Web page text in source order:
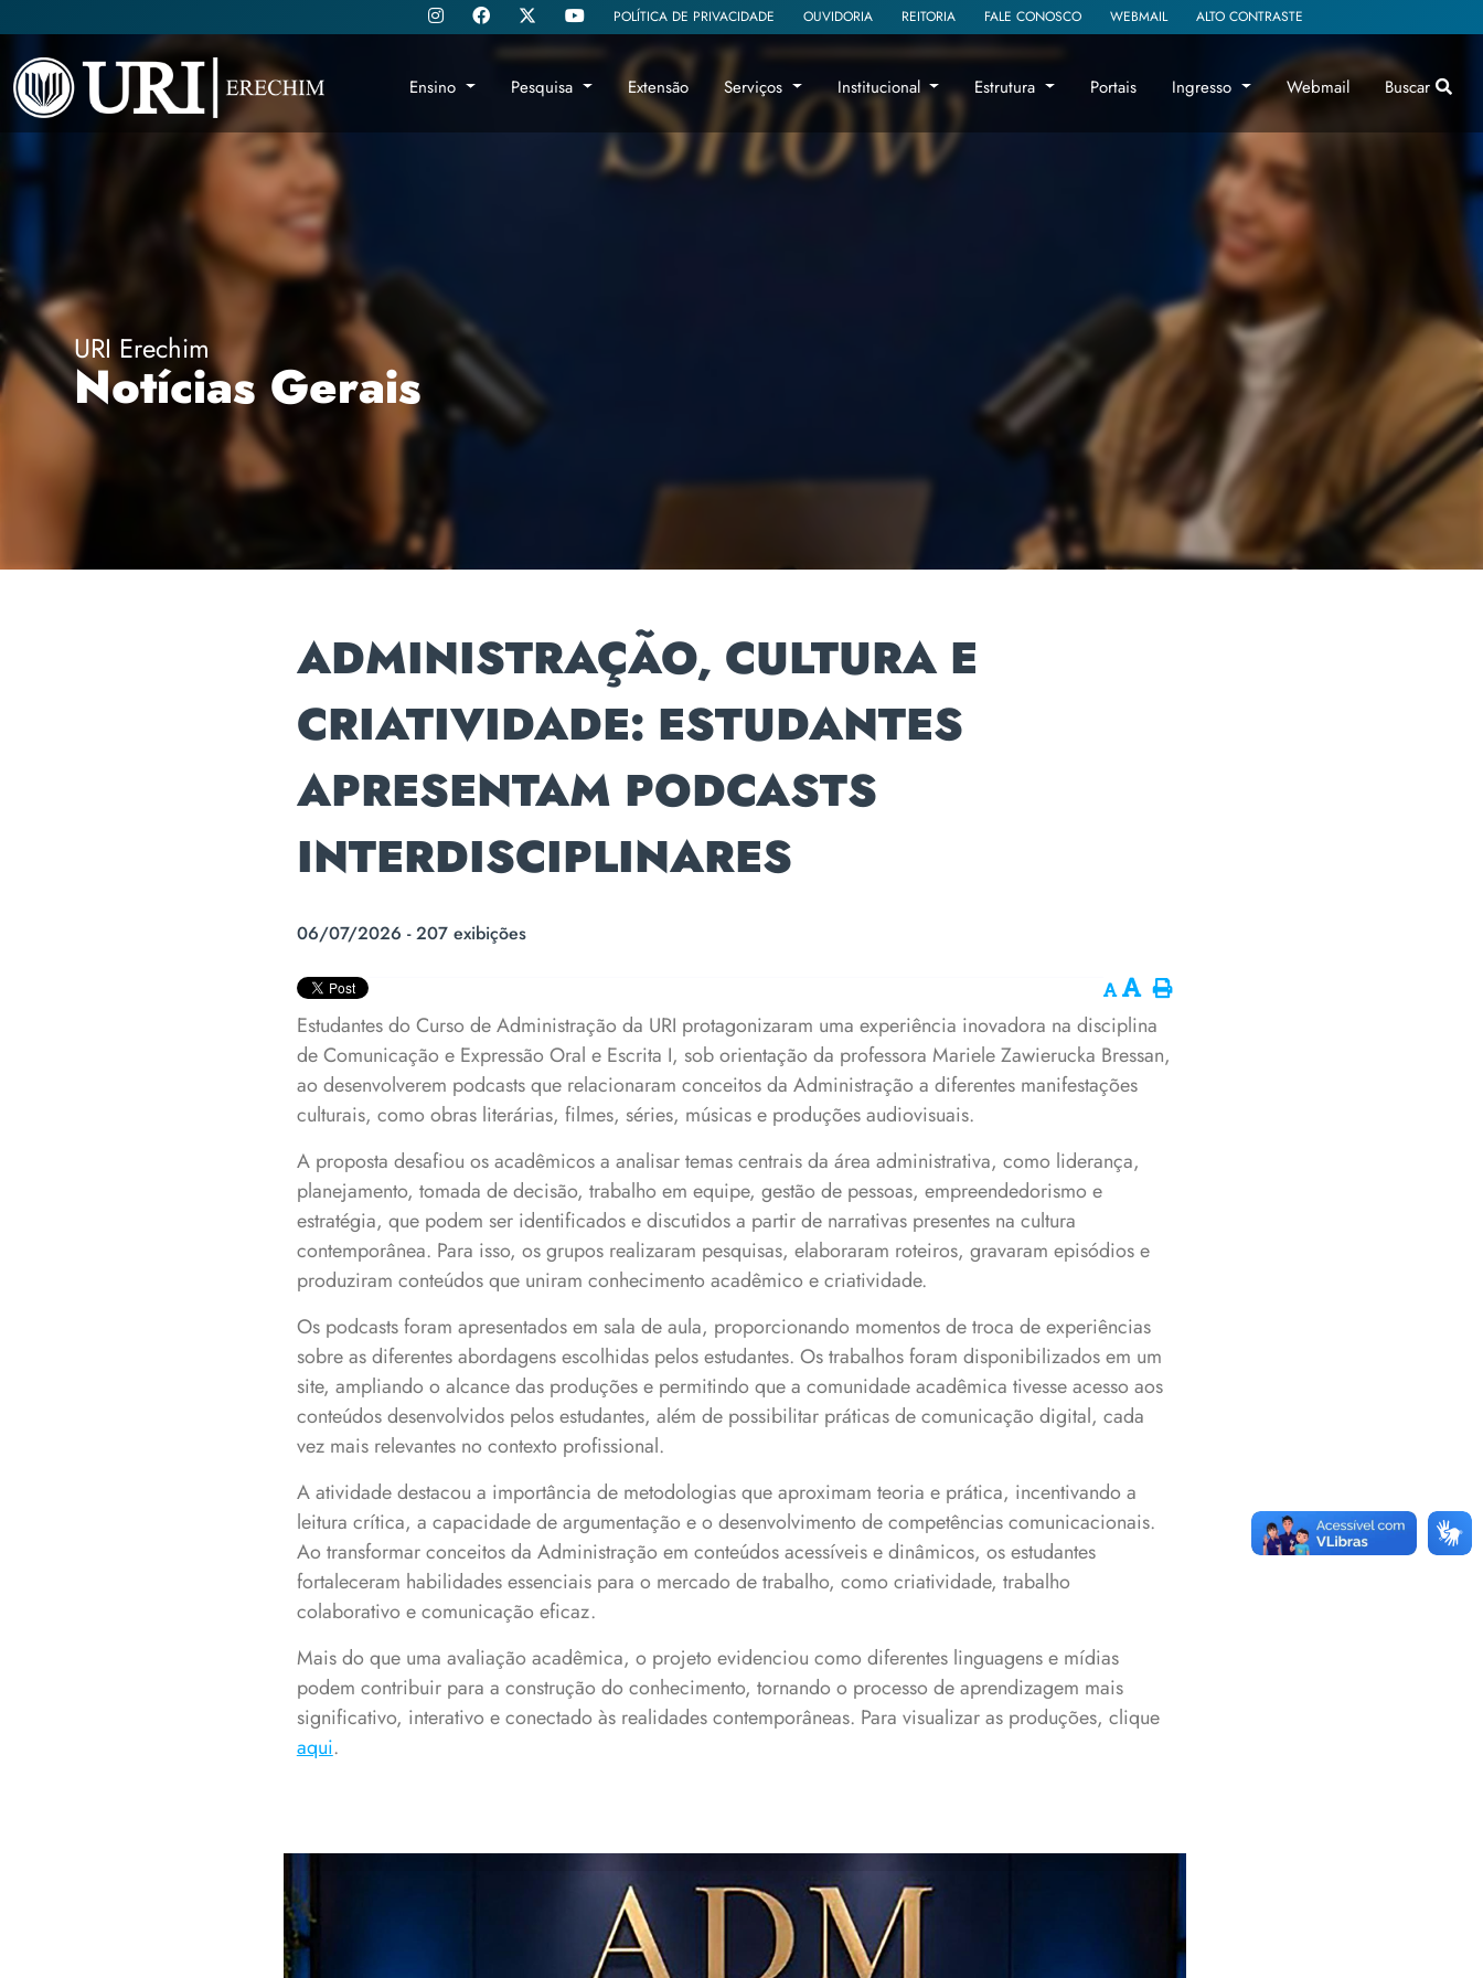
Ensino Pesquisa Extensão Serviços Institucional Estrutura Portais Ingresso Webmail Buscar
POLÍTICA DE PRIVACIDADE OUVIDORIA REITORIA FALE CONOSCO WEBMAIL ALTO CONTRASTE
URI Erechim
Notícias Gerais
ADMINISTRAÇÃO, CULTURA E
CRIATIVIDADE: ESTUDANTES
APRESENTAM PODCASTS
INTERDISCIPLINARES
06/07/2026 - 207 exibições
Estudantes do Curso de Administração da URI protagonizaram uma experiência inovadora na disciplina
de Comunicação e Expressão Oral e Escrita I, sob orientação da professora Mariele Zawierucka Bressan,
ao desenvolverem podcasts que relacionaram conceitos da Administração a diferentes manifestações
culturais, como obras literárias, filmes, séries, músicas e produções audiovisuais.
A proposta desafiou os acadêmicos a analisar temas centrais da área administrativa, como liderança,
planejamento, tomada de decisão, trabalho em equipe, gestão de pessoas, empreendedorismo e
estratégia, que podem ser identificados e discutidos a partir de narrativas presentes na cultura
contemporânea. Para isso, os grupos realizaram pesquisas, elaboraram roteiros, gravaram episódios e
produziram conteúdos que uniram conhecimento acadêmico e criatividade.
Os podcasts foram apresentados em sala de aula, proporcionando momentos de troca de experiências
sobre as diferentes abordagens escolhidas pelos estudantes. Os trabalhos foram disponibilizados em um
site, ampliando o alcance das produções e permitindo que a comunidade acadêmica tivesse acesso aos
conteúdos desenvolvidos pelos estudantes, além de possibilitar práticas de comunicação digital, cada
vez mais relevantes no contexto profissional.
A atividade destacou a importância de metodologias que aproximam teoria e prática, incentivando a
leitura crítica, a capacidade de argumentação e o desenvolvimento de competências comunicacionais.
Ao transformar conceitos da Administração em conteúdos acessíveis e dinâmicos, os estudantes
fortaleceram habilidades essenciais para o mercado de trabalho, como criatividade, trabalho
colaborativo e comunicação eficaz.
Mais do que uma avaliação acadêmica, o projeto evidenciou como diferentes linguagens e mídias
podem contribuir para a construção do conhecimento, tornando o processo de aprendizagem mais
significativo, interativo e conectado às realidades contemporâneas. Para visualizar as produções, clique
aqui.